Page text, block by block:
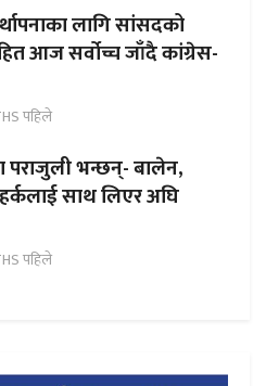
लागि सांसदको
आज सर्वोच्च जाँदै कांग्रेस-
पहिले
पराजुली भन्छन्- बालेन,
साथ लिएर अघि
पहिले